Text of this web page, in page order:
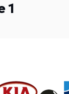
1